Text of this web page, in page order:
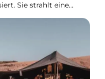
Sie strahlt eine
mit ihrer reichen
in den Bann zieht.
Gärten. Während die